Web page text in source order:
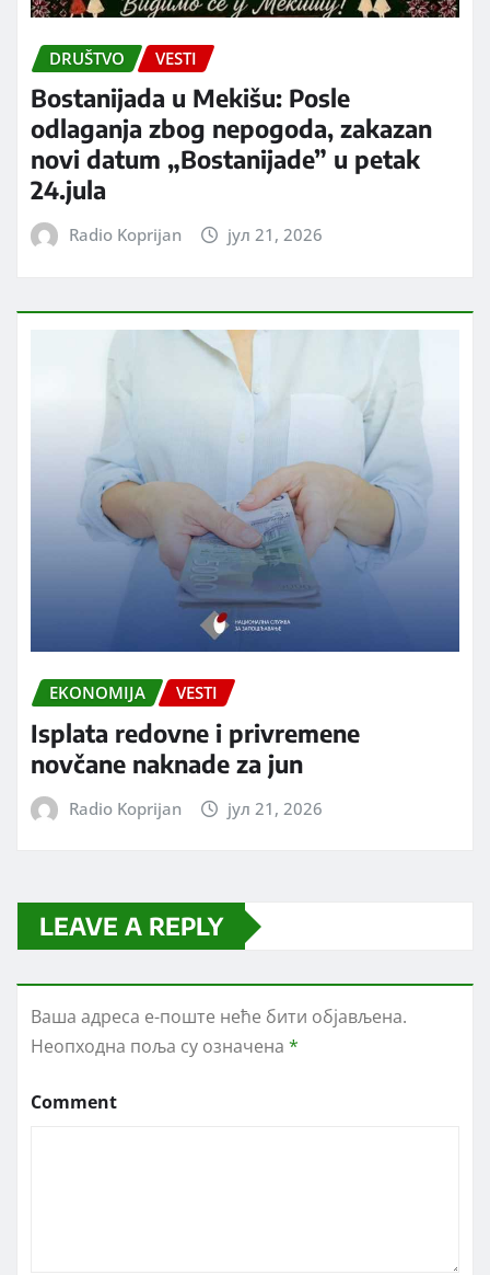
DRUŠTVO VESTI
Bostanijada u Mekišu: Posle
odlaganja zbog nepogoda, zakazan
novi datum „Bostanijade” u petak
24.jula
Radio Koprijan јул 21, 2026
EKONOMIJA VESTI
Isplata redovne i privremene
novčane naknade za jun
Radio Koprijan јул 21, 2026
LEAVE A REPLY
Ваша адреса е-поште неће бити објављена.
Неопходна поља су означена *
Comment